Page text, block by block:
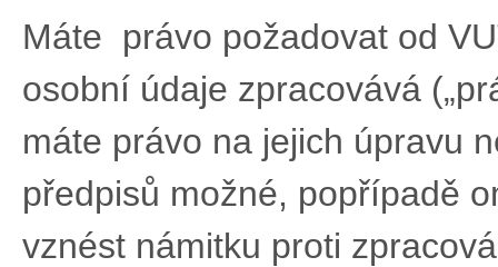
Máte právo požadovat od
osobní údaje zpracovává
máte právo na jejich úpravu
předpisů možné, popřípadě
vznést námitku proti